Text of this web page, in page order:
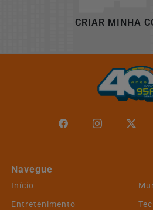
CRIAR MINHA
Navegue
Início
Entretenimento